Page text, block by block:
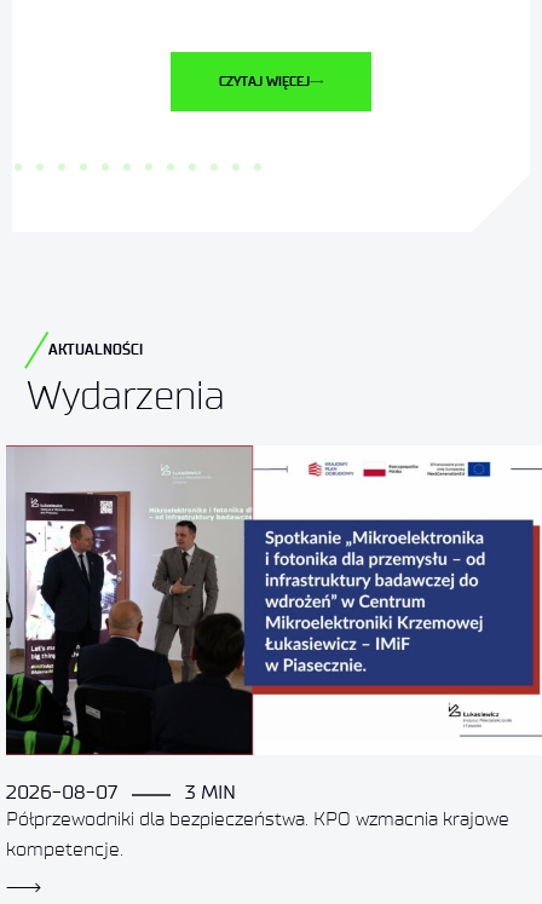
CZYTAJ WIĘCEJ
AKTUALNOŚCI
Wydarzenia
2026-08-07
3 MIN
Półprzewodniki dla bezpieczeństwa. KPO wzmacnia krajowe
kompetencje.